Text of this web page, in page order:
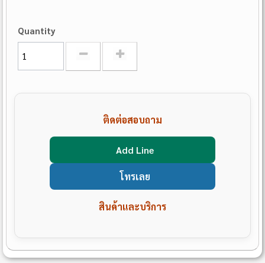
Quantity
ติดต่อสอบถาม
Add Line
โทรเลย
สินค้าและบริการ